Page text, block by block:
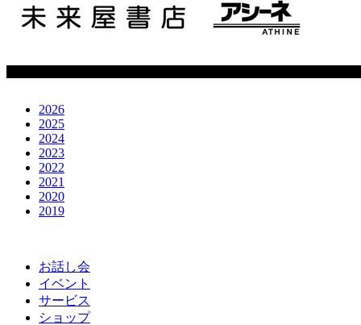
2026
2025
2024
2023
2022
2021
2020
2019
お話し会
イベント
サービス
ショップ